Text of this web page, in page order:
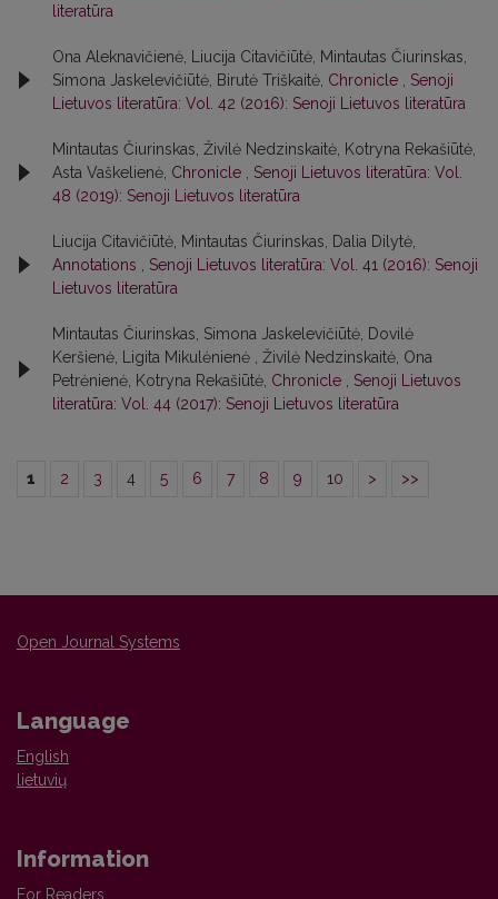
literatūra
Ona Aleknavičienė, Liucija Citavičiūtė, Mintautas Čiurinskas,
Simona Jaskelevičiūtė, Birutė Triškaitė, Chronicle
Senoji
Lietuvos literatūra: Vol. 42 (2016): Senoji Lietuvos literatūra
Mintautas Čiurinskas, Živilė Nedzinskaitė, Kotryna Rekašiūtė,
Asta Vaškelienė, Chronicle
Senoji Lietuvos literatūra: Vol.
48 (2019): Senoji Lietuvos literatūra
Liucija Citavičiūtė, Mintautas Čiurinskas, Dalia Dilytė,
Annotations
Senoji Lietuvos literatūra: Vol. 41 (2016): Senoji
Lietuvos literatūra
Mintautas Čiurinskas, Simona Jaskelevičiūtė, Dovilė
Keršienė, Ligita Mikulėnienė , Živilė Nedzinskaitė, Ona
Petrėnienė, Kotryna Rekašiūtė, Chronicle
Senoji Lietuvos
literatūra: Vol. 44 (2017): Senoji Lietuvos literatūra
1 2 3 4 5 6 7 8 9 10 > >>
Open Journal Systems
Language
English
lietuvių
Information
For Readers